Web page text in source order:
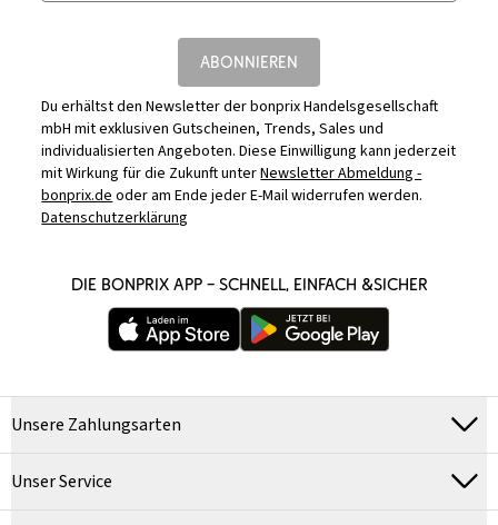
ABONNIEREN
Du erhältst den Newsletter der bonprix Handelsgesellschaft
mbH mit exklusiven Gutscheinen, Trends, Sales und
individualisierten Angeboten. Diese Einwilligung kann jederzeit
mit Wirkung für die Zukunft unterNewsletter Abmeldung -
bonprix.deoder am Ende jeder E-Mail widerrufen werden.
Datenschutzerklärung
DIE BONPRIX APP – SCHNELL, EINFACH &SICHER
Unsere Zahlungsarten
Unser Service